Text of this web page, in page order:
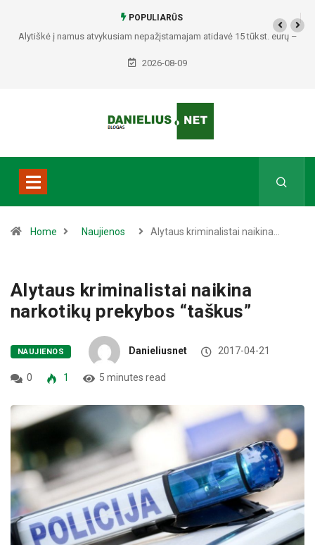
POPULIARŪS
Alytiškė į namus atvykusiam nepažįstamajam atidavė 15 tūkst. eurų –
policija pradėjo tyrimą
2026-08-09
Home Naujienos Alytaus kriminalistai naikina…
Alytaus kriminalistai naikina
narkotikų prekybos “taškus”
NAUJIENOS Danieliusnet 2017-04-21
0 1 5 minutes read